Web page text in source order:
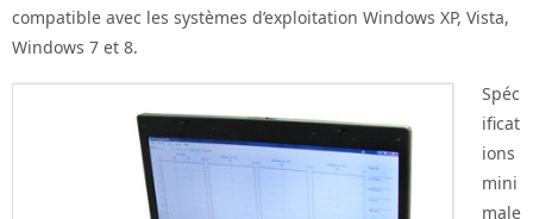
compatible avec les systèmes d’exploitation Windows XP, Vista,
Windows 7 et 8.
Spéc
ificat
ions
mini
male